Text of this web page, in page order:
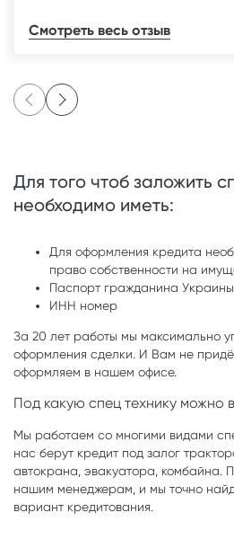
Смотреть весь отзыв
Для того чтоб заложить
необходимо иметь:
Для оформления кредита
право собственности на
Паспорт гражданина Украины
ИНН номер
За 20 лет работы мы максимально
оформления сделки. И Вам не
оформляем в нашем офисе.
Под какую спец технику можно
Мы работаем со многими видами
нас берут кредит под залог
автокрана, эвакуатора, комбайна.
нашим менеджерам, и мы точно
вариант кредитования.